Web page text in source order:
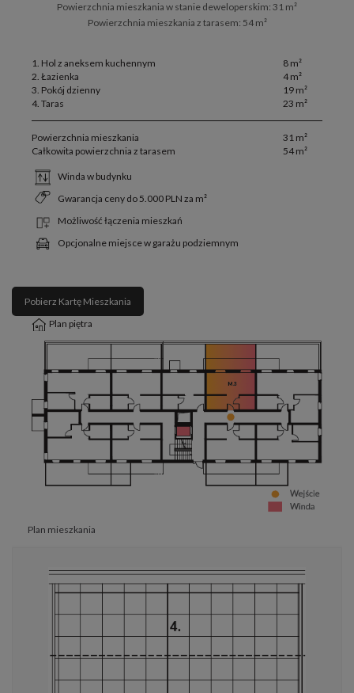
Powierzchnia mieszkania w stanie deweloperskim: 31 m²
Powierzchnia mieszkania z tarasem: 54 m²
1. Hol z aneksem kuchennym
8 m²
2. Łazienka
4 m²
3. Pokój dzienny
19 m²
4. Taras
23 m²
Powierzchnia mieszkania
31 m²
Całkowita powierzchnia z tarasem
54 m²
Winda w budynku
Gwarancja ceny do 5.000 PLN za m²
Możliwość łączenia mieszkań
Opcjonalne miejsce w garażu podziemnym
Pobierz Kartę Mieszkania
Plan piętra
Plan mieszkania